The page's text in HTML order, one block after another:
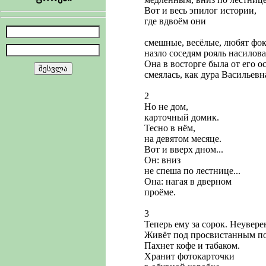
Вот и весь эпилог истории,
где вдвоём они
смешные, весёлые, любят
назло соседям рояль
Она в восторге была от его
смеялась, как дура
2
Но не дом,
карточный домик.
Тесно в нём,
на девятом месяце.
Вот и вверх дном...
Он: вниз
не спеша по лестнице...
Она: нагая в дверном
проёме.
3
Теперь ему за сорок.
Живёт под просвистанным
Пахнет кофе и табаком.
Хранит фотокарточки